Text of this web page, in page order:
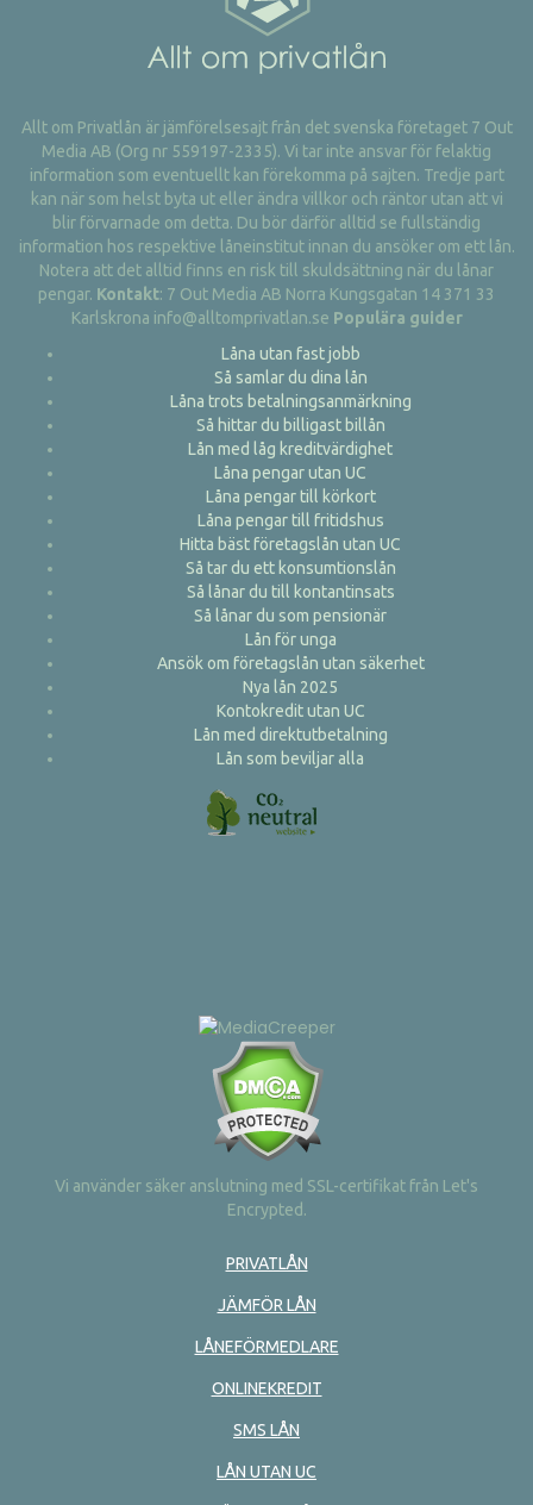
Allt om Privatlån är jämförelsesajt från det svenska företaget 7 Out
Media AB (Org nr 559197-2335). Vi tar inte ansvar för felaktig
information som eventuellt kan förekomma på sajten. Tredje part
kan när som helst byta ut eller ändra villkor och räntor utan att vi
blir förvarnade om detta. Du bör därför alltid se fullständig
information hos respektive låneinstitut innan du ansöker om ett lån.
Notera att det alltid finns en risk till skuldsättning när du lånar
pengar. Kontakt: 7 Out Media AB Norra Kungsgatan 14 371 33
Karlskrona info@alltomprivatlan.se Populära guider
Låna utan fast jobb
Så samlar du dina lån
Låna trots betalningsanmärkning
Så hittar du billigast billån
Lån med låg kreditvärdighet
Låna pengar utan UC
Låna pengar till körkort
Låna pengar till fritidshus
Hitta bäst företagslån utan UC
Så tar du ett konsumtionslån
Så lånar du till kontantinsats
Så lånar du som pensionär
Lån för unga
Ansök om företagslån utan säkerhet
Nya lån 2025
Kontokredit utan UC
Lån med direktutbetalning
Lån som beviljar alla
Vi använder säker anslutning med SSL-certifikat från Let's
Encrypted.
PRIVATLÅN
JÄMFÖR LÅN
LÅNEFÖRMEDLARE
ONLINEKREDIT
SMS LÅN
LÅN UTAN UC